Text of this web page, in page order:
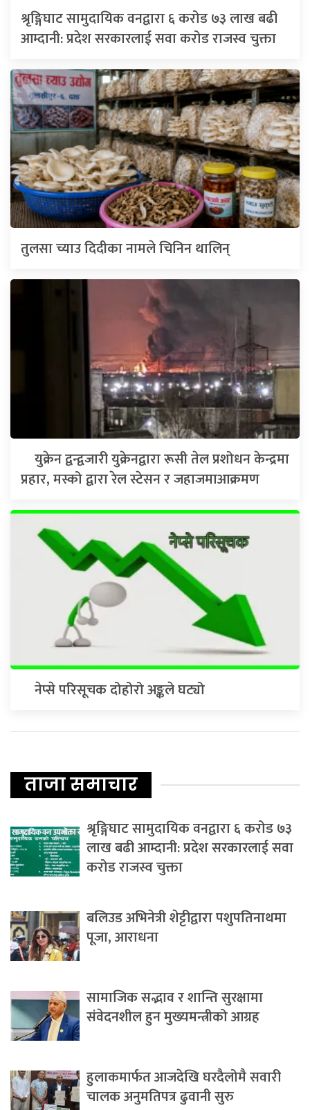
श्रृङ्गिघाट सामुदायिक वनद्वारा ६ करोड ७३ लाख बढी
आम्दानी: प्रदेश सरकारलाई सवा करोड राजस्व चुक्ता
तुलसा च्याउ दिदीका नामले चिनिन थालिन्
युक्रेन द्वन्द्वजारी युक्रेनद्वारा रूसी तेल प्रशोधन केन्द्रमा
प्रहार, मस्को द्वारा रेल स्टेसन र जहाजमाआक्रमण
नेप्से परिसूचक दोहोरो अङ्कले घट्यो
ताजा समाचार
श्रृङ्गिघाट सामुदायिक वनद्वारा ६ करोड ७३
लाख बढी आम्दानी: प्रदेश सरकारलाई सवा
करोड राजस्व चुक्ता
बलिउड अभिनेत्री शेट्टीद्वारा पशुपतिनाथमा
पूजा, आराधना
सामाजिक सद्भाव र शान्ति सुरक्षामा
संवेदनशील हुन मुख्यमन्त्रीको आग्रह
हुलाकमार्फत आजदेखि घरदैलोमै सवारी
चालक अनुमतिपत्र ढुवानी सुरु